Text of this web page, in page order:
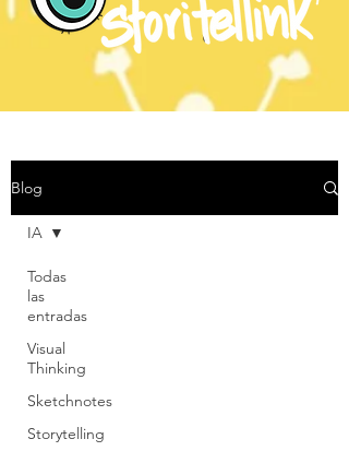
Blog
Todas
las
entradas
Visual
Thinking
Sketchnotes
Storytelling
IA